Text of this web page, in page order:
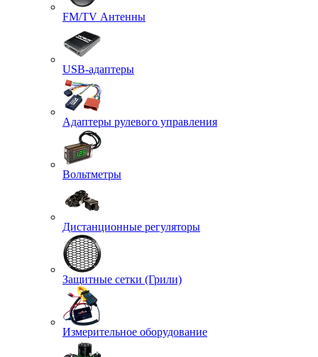
FM/TV Антенны
USB-адаптеры
Адаптеры рулевого управления
Вольтметры
Дистанционные регуляторы
Защитные сетки (Грили)
Измерительное оборудование